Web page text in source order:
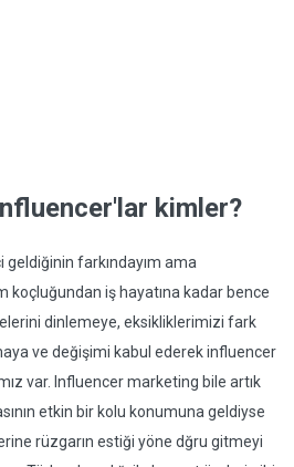
kimler?
farkındayım ama
koçluğundan iş hayatına kadar bence
dinlemeye, eksikliklerimizi fark
ve değişimi kabul ederek influencer
var. Influencer marketing bile artık
etkin bir kolu konumuna geldiyse
rüzgarın estiği yöne dğru gitmeyi